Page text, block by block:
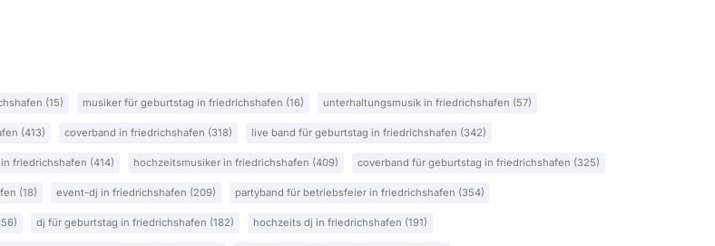
(15) musiker für geburtstag in friedrichshafen (16) unterhaltungsmusik in friedrichshafen (57)
(413) coverband in friedrichshafen (318) live band für geburtstag in friedrichshafen (342)
friedrichshafen (414) hochzeitsmusiker in friedrichshafen (409) coverband für geburtstag in friedrichshafen (325)
(18) event-dj in friedrichshafen (209) partyband für betriebsfeier in friedrichshafen (354)
dj für geburtstag in friedrichshafen (182) hochzeits dj in friedrichshafen (191)